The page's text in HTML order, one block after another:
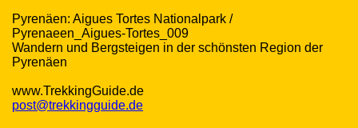
Pyrenäen: Aigues Tortes Nationalpark /
Pyrenaeen_Aigues-Tortes_009
Wandern und Bergsteigen in der schönsten Region der
Pyrenäen
www.TrekkingGuide.de
post@trekkingguide.de